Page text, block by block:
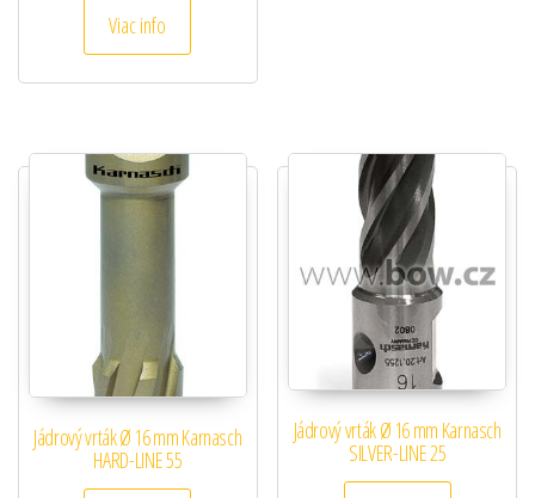
Viac info
Jádrový vrták Ø 16 mm Karnasch
HARD-LINE 55
Jádrový vrták Ø 16 mm Karnasch
SILVER-LINE 25